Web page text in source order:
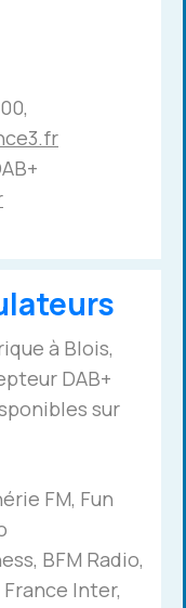
à Blois,
DAB+
sur
FM, Fun
BFM Radio,
France Inter,